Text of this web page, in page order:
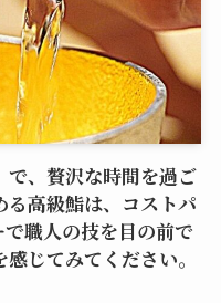
、贅沢な時間を過ご
る高級鮨は、コストパ
職人の技を目の前で
じてみてください。